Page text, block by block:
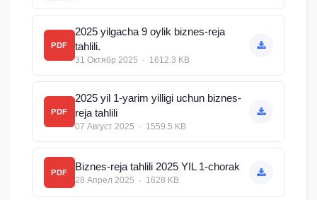
PDF
2025 yilgacha 9 oylik biznes-reja
tahlili.
31 Октябр 2025 · 1612.3 KB
PDF
2025 yil 1-yarim yilligi uchun biznes-
reja tahlili
07 Август 2025 · 1559.5 KB
PDF
Biznes-reja tahlili 2025 YIL 1-chorak
28 Апрел 2025 · 1628 KB